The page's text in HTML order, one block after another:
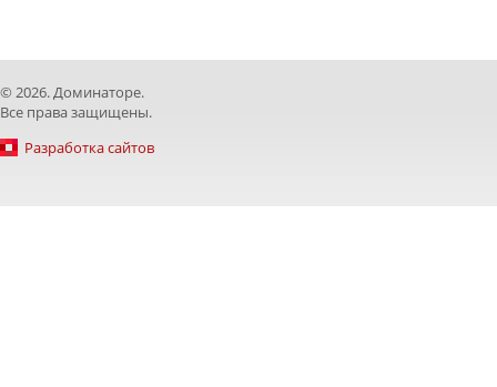
© 2026. Доминаторе.
Все права защищены.
Разработка сайтов